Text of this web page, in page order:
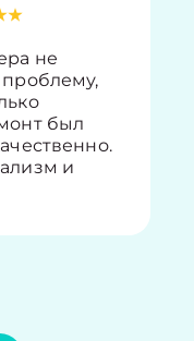
не
был
и